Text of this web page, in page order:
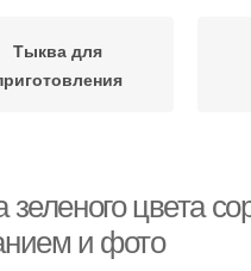
Тыква для
зеленого цвета
и фото